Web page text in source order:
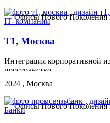
Офисы Нового Поколения
IT- компании
Т1, Москва
Интеграция корпоративной
пространство
2024 , Москва
Офисы Нового Поколения
Банки